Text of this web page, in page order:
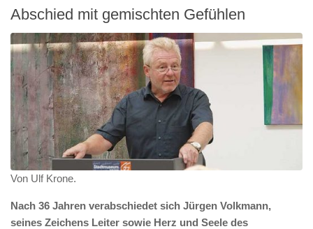
Abschied mit gemischten Gefühlen
Von Ulf Krone.
Nach 36 Jahren verabschiedet sich Jürgen Volkmann,
seines Zeichens Leiter sowie Herz und Seele des